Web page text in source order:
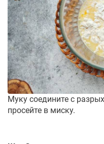
Муку соедините с
просейте в миску.